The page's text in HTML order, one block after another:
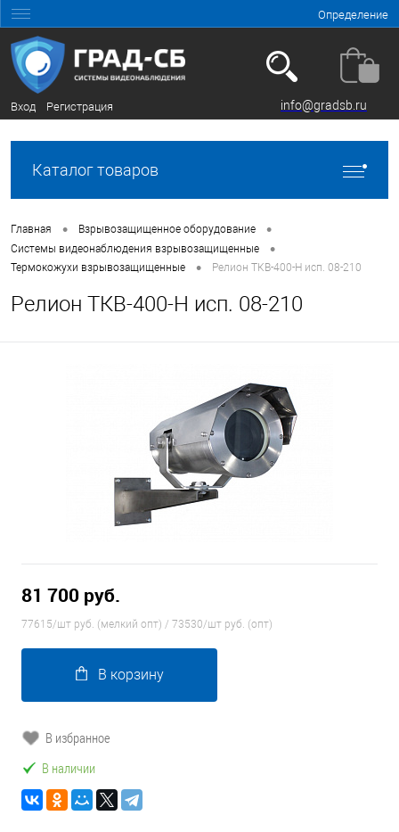
Определение
Вход Регистрация info@gradsb.ru
Каталог товаров
Главная • Взрывозащищенное оборудование •
Системы видеонаблюдения взрывозащищенные •
Термокожухи взрывозащищенные • Релион ТКВ-400-Н исп. 08-210
Релион ТКВ-400-Н исп. 08-210
81 700 руб.
77615/шт руб. (мелкий опт) / 73530/шт руб. (опт)
В корзину
В избранное
В наличии